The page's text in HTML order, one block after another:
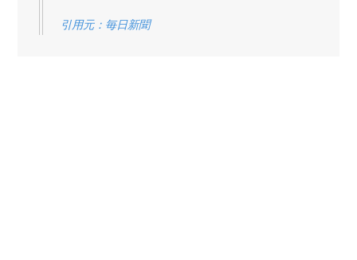
引用元：毎日新聞